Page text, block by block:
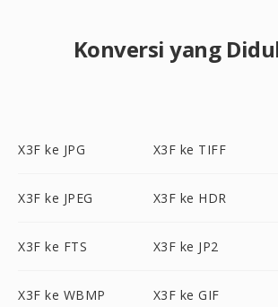
Konversi yang
X3F ke JPG X3F ke TIFF
X3F ke JPEG X3F ke HDR
X3F ke FTS X3F ke JP2
X3F ke WBMP X3F ke GIF